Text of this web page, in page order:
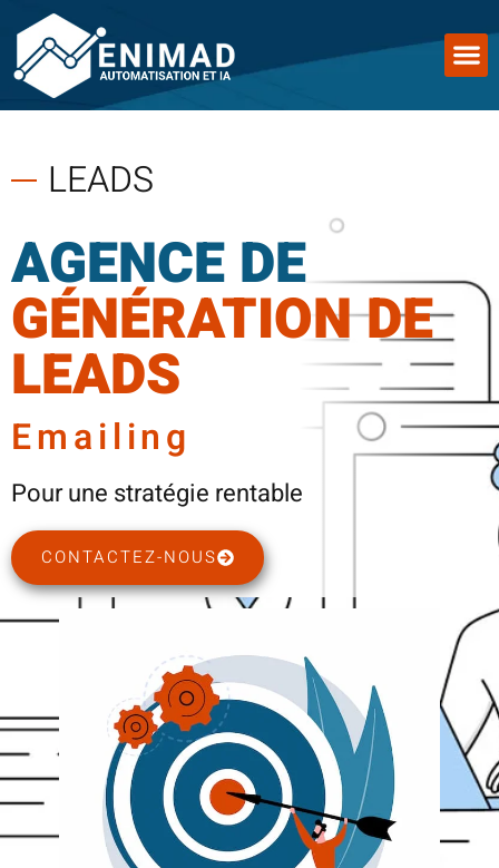
LEADS
AGENCE DE
GÉNÉRATION DE
LEADS
Emailing
Pour une stratégie rentable
CONTACTEZ-NOUS